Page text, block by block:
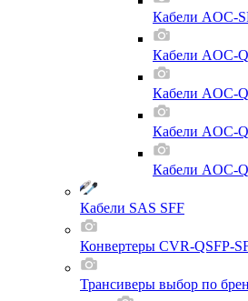
Кабели AOC-
Кабели AOC-
Кабели AOC-
Кабели AOC-
Кабели AOC-
Кабели SAS SFF
Конвертеры CVR-QSFP-
Трансиверы выбор по